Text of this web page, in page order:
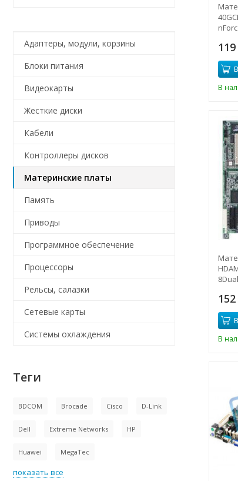
E16x
В
E-
В
Адаптеры, модули, корзины
Блоки питания
Видеокарты
Жесткие диски
Кабели
Контроллеры дисков
Материнские платы
Память
Приводы
Программное обеспечение
Процессоры
Рельсы, салазки
Сетевые карты
Системы охлаждения
Теги
BDCOM Brocade Cisco D-Link
Dell Extreme Networks HP
Huawei MegaTec
показать все